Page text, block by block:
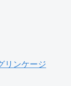
リンケージ